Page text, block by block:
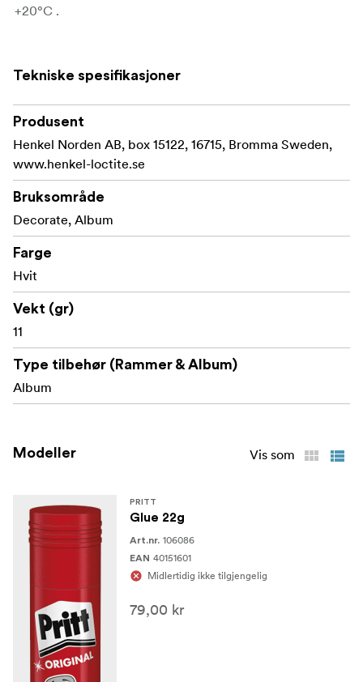
+20°C .
Tekniske spesifikasjoner
Produsent
Henkel Norden AB, box 15122, 16715, Bromma Sweden,
www.henkel-loctite.se
Bruksområde
Decorate, Album
Farge
Hvit
Vekt (gr)
11
Type tilbehør (Rammer & Album)
Album
Modeller Vis som
PRITT
Glue 22g
Art.nr. 106086
EAN 40151601
Midlertidig ikke tilgjengelig
79,00 kr